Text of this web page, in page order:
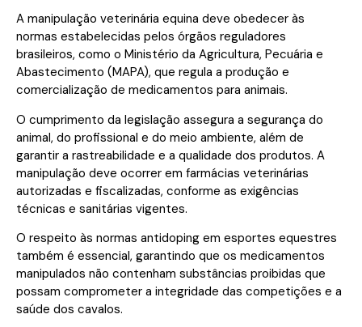
A manipulação veterinária equina deve obedecer às
normas estabelecidas pelos órgãos reguladores
brasileiros, como o Ministério da Agricultura, Pecuária e
Abastecimento (MAPA), que regula a produção e
comercialização de medicamentos para animais.
O cumprimento da legislação assegura a segurança do
animal, do profissional e do meio ambiente, além de
garantir a rastreabilidade e a qualidade dos produtos. A
manipulação deve ocorrer em farmácias veterinárias
autorizadas e fiscalizadas, conforme as exigências
técnicas e sanitárias vigentes.
O respeito às normas antidoping em esportes equestres
também é essencial, garantindo que os medicamentos
manipulados não contenham substâncias proibidas que
possam comprometer a integridade das competições e a
saúde dos cavalos.